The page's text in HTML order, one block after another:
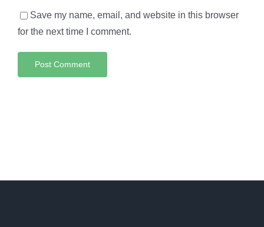
Save my name, email, and website in this browser
for the next time I comment.